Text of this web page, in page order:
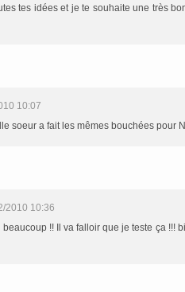
tes idées et je te souhaite une très
10:07
soeur a fait les mêmes bouchées pour
2010 10:36
!! Il va falloir que je teste ça !!!